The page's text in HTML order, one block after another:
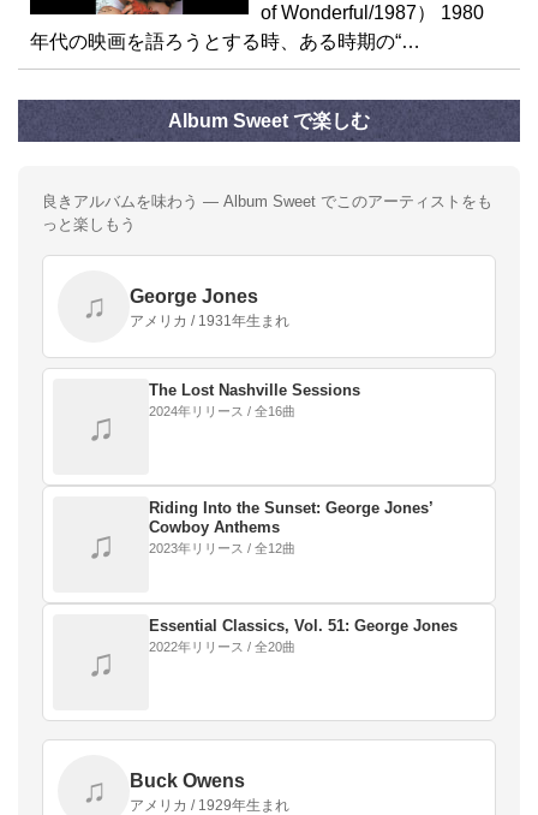
of Wonderful/1987） 1980
年代の映画を語ろうとする時、ある時期の“…
Album Sweet で楽しむ
良きアルバムを味わう — Album Sweet でこのアーティストをも
っと楽しもう
♫ George Jones
アメリカ / 1931年生まれ
♫
The Lost Nashville Sessions
2024年リリース / 全16曲
♫
Riding Into the Sunset: George Jones’
Cowboy Anthems
2023年リリース / 全12曲
♫
Essential Classics, Vol. 51: George Jones
2022年リリース / 全20曲
♫ Buck Owens
アメリカ / 1929年生まれ